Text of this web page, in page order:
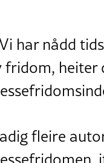
har nådd
fridom, heiter
fleire